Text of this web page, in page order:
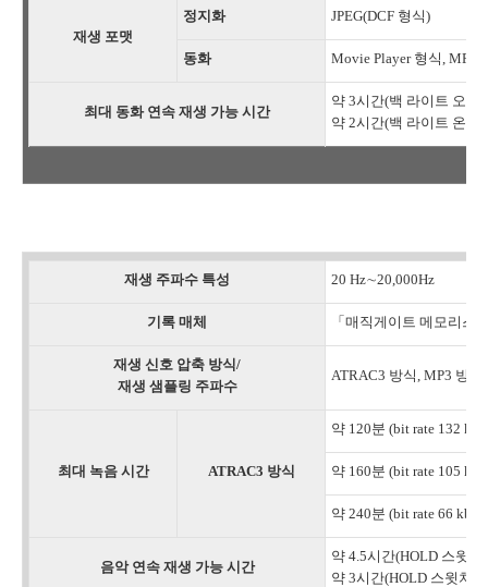
재생 포맷
정지화 JPEG(DCF 형식)
동화 Movie Player 형식,
최대 동화 연속 재생 가능 시간
약 3시간(백 라이트 오프
약 2시간(백 라이트 온으
재생 주파수 특성 20 Hz∼20,000Hz
기록 매체 「매직게이트 메모리스
재생 신호 압축 방식/
재생 샘플링 주파수
ATRAC3 방식, MP3 방식
최대 녹음 시간 ATRAC3 방식
약 120분 (bit rate 132
약 160분 (bit rate 105
약 240분 (bit rate 66 kbps)
음악 연속 재생 가능 시간
약 4.5시간(HOLD 스윗
약 3시간(HOLD 스윗치